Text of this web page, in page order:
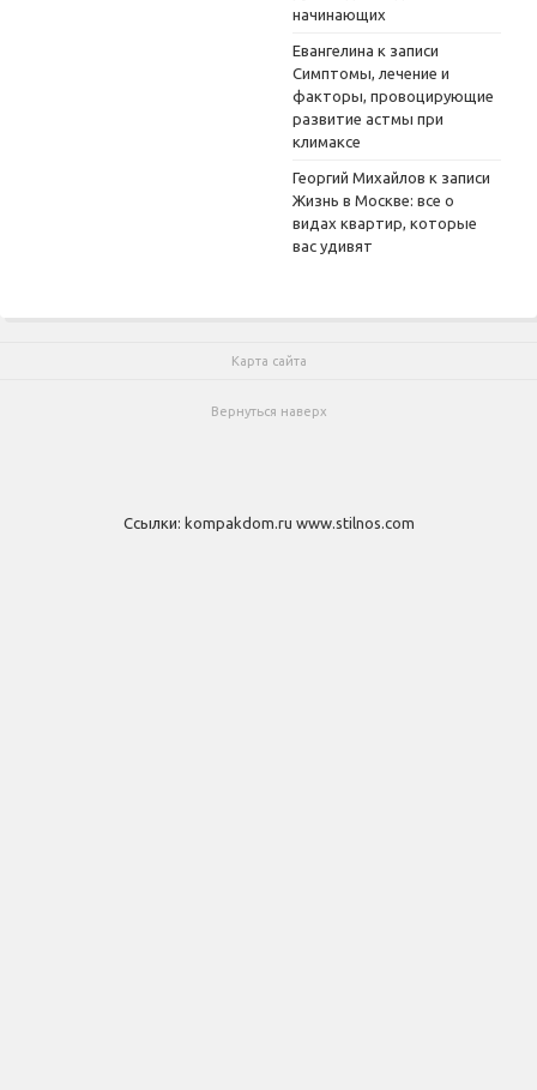
начинающих
Евангелина к записи
Симптомы, лечение и
факторы, провоцирующие
развитие астмы при
климаксе
Георгий Михайлов к записи
Жизнь в Москве: все о
видах квартир, которые
вас удивят
Карта сайта
Вернуться наверх
Ссылки: kompakdom.ru www.stilnos.com